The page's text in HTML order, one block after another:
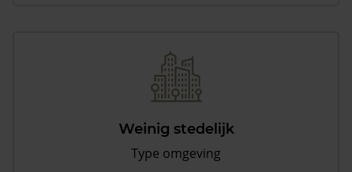
Weinig stedelijk
Type omgeving